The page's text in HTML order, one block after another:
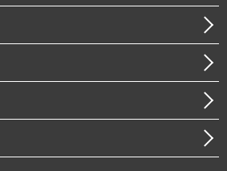
ーツ・スマートシティ
ステム